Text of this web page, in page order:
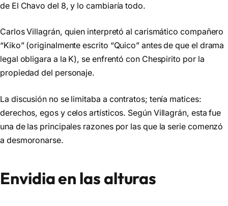
de El Chavo del 8, y lo cambiaría todo.
Carlos Villagrán, quien interpretó al carismático compañero
“Kiko” (originalmente escrito “Quico” antes de que el drama
legal obligara a la K), se enfrentó con Chespirito por la
propiedad del personaje.
La discusión no se limitaba a contratos; tenía matices:
derechos, egos y celos artísticos. Según Villagrán, esta fue
una de las principales razones por las que la serie comenzó
a desmoronarse.
Envidia en las alturas